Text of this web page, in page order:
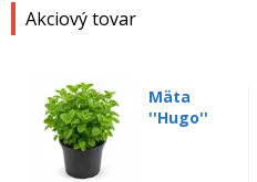
Akciový tovar
Mäta
''Hugo''